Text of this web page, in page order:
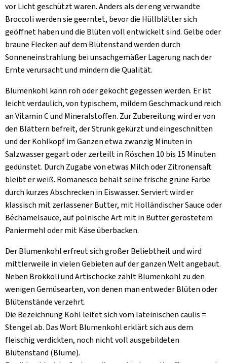
vor Licht geschützt waren. Anders als der eng verwandte
Broccoli werden sie geerntet, bevor die Hüllblätter sich
geöffnet haben und die Blüten voll entwickelt sind. Gelbe oder
braune Flecken auf dem Blütenstand werden durch
Sonneneinstrahlung bei unsachgemäßer Lagerung nach der
Ernte verursacht und mindern die Qualität.
Blumenkohl kann roh oder gekocht gegessen werden. Er ist
leicht verdaulich, von typischem, mildem Geschmack und reich
an Vitamin C und Mineralstoffen. Zur Zubereitung wird er von
den Blättern befreit, der Strunk gekürzt und eingeschnitten
und der Kohlkopf im Ganzen etwa zwanzig Minuten in
Salzwasser gegart oder zerteilt in Röschen 10 bis 15 Minuten
gedünstet. Durch Zugabe von etwas Milch oder Zitronensaft
bleibt er weiß. Romanesco behält seine frische grüne Farbe
durch kurzes Abschrecken in Eiswasser. Serviert wird er
klassisch mit zerlassener Butter, mit Holländischer Sauce oder
Béchamelsauce, auf polnische Art mit in Butter geröstetem
Paniermehl oder mit Käse überbacken.
Der Blumenkohl erfreut sich großer Beliebtheit und wird
mittlerweile in vielen Gebieten auf der ganzen Welt angebaut.
Neben Brokkoli und Artischocke zählt Blumenkohl zu den
wenigen Gemüsearten, von denen man entweder Blüten oder
Blütenstände verzehrt.
Die Bezeichnung Kohl leitet sich vom lateinischen caulis =
Stengel ab. Das Wort Blumenkohl erklärt sich aus dem
fleischig verdickten, noch nicht voll ausgebildeten
Blütenstand (Blume).